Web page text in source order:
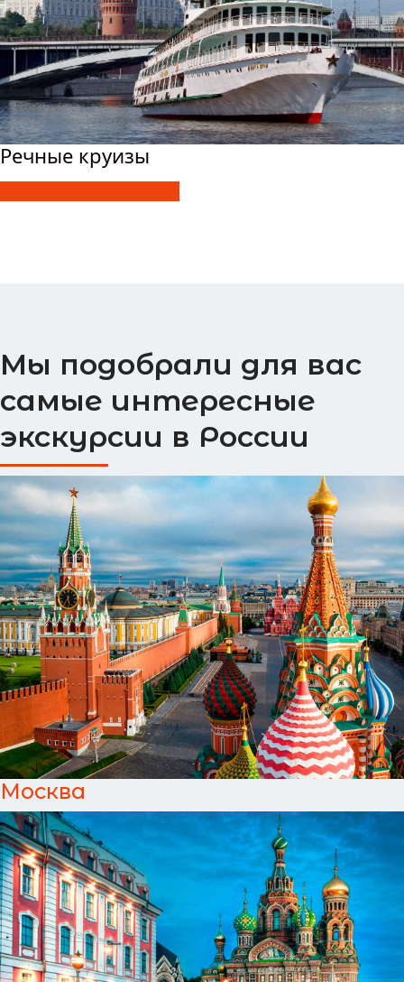
Речные круизы
Мы подобрали для вас
самые интересные
экскурсии в России
Москва